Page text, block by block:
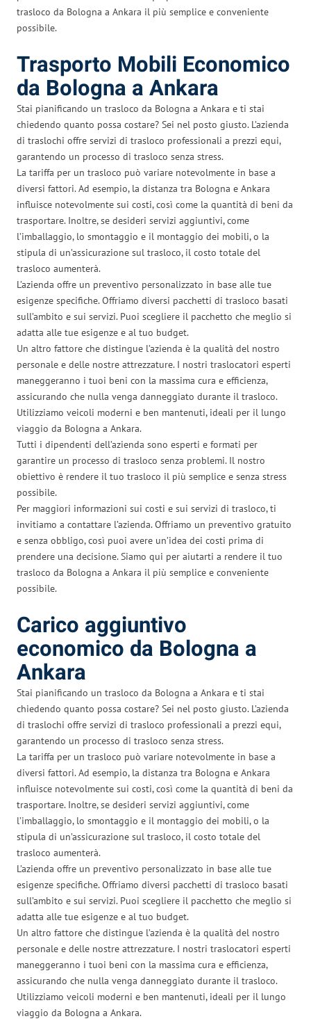
trasloco da Bologna a Ankara il più semplice e conveniente
possibile.
Trasporto Mobili Economico
da Bologna a Ankara
Stai pianificando un trasloco da Bologna a Ankara e ti stai
chiedendo quanto possa costare? Sei nel posto giusto. L’azienda
di traslochi offre servizi di trasloco professionali a prezzi equi,
garantendo un processo di trasloco senza stress.
La tariffa per un trasloco può variare notevolmente in base a
diversi fattori. Ad esempio, la distanza tra Bologna e Ankara
influisce notevolmente sui costi, così come la quantità di beni da
trasportare. Inoltre, se desideri servizi aggiuntivi, come
l’imballaggio, lo smontaggio e il montaggio dei mobili, o la
stipula di un’assicurazione sul trasloco, il costo totale del
trasloco aumenterà.
L’azienda offre un preventivo personalizzato in base alle tue
esigenze specifiche. Offriamo diversi pacchetti di trasloco basati
sull’ambito e sui servizi. Puoi scegliere il pacchetto che meglio si
adatta alle tue esigenze e al tuo budget.
Un altro fattore che distingue l’azienda è la qualità del nostro
personale e delle nostre attrezzature. I nostri traslocatori esperti
maneggeranno i tuoi beni con la massima cura e efficienza,
assicurando che nulla venga danneggiato durante il trasloco.
Utilizziamo veicoli moderni e ben mantenuti, ideali per il lungo
viaggio da Bologna a Ankara.
Tutti i dipendenti dell’azienda sono esperti e formati per
garantire un processo di trasloco senza problemi. Il nostro
obiettivo è rendere il tuo trasloco il più semplice e senza stress
possibile.
Per maggiori informazioni sui costi e sui servizi di trasloco, ti
invitiamo a contattare l’azienda. Offriamo un preventivo gratuito
e senza obbligo, così puoi avere un’idea dei costi prima di
prendere una decisione. Siamo qui per aiutarti a rendere il tuo
trasloco da Bologna a Ankara il più semplice e conveniente
possibile.
Carico aggiuntivo
economico da Bologna a
Ankara
Stai pianificando un trasloco da Bologna a Ankara e ti stai
chiedendo quanto possa costare? Sei nel posto giusto. L’azienda
di traslochi offre servizi di trasloco professionali a prezzi equi,
garantendo un processo di trasloco senza stress.
La tariffa per un trasloco può variare notevolmente in base a
diversi fattori. Ad esempio, la distanza tra Bologna e Ankara
influisce notevolmente sui costi, così come la quantità di beni da
trasportare. Inoltre, se desideri servizi aggiuntivi, come
l’imballaggio, lo smontaggio e il montaggio dei mobili, o la
stipula di un’assicurazione sul trasloco, il costo totale del
trasloco aumenterà.
L’azienda offre un preventivo personalizzato in base alle tue
esigenze specifiche. Offriamo diversi pacchetti di trasloco basati
sull’ambito e sui servizi. Puoi scegliere il pacchetto che meglio si
adatta alle tue esigenze e al tuo budget.
Un altro fattore che distingue l’azienda è la qualità del nostro
personale e delle nostre attrezzature. I nostri traslocatori esperti
maneggeranno i tuoi beni con la massima cura e efficienza,
assicurando che nulla venga danneggiato durante il trasloco.
Utilizziamo veicoli moderni e ben mantenuti, ideali per il lungo
viaggio da Bologna a Ankara.